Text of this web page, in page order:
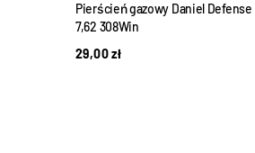
Pierścień gazowy Daniel Defense
7,62 308Win
29,00zł